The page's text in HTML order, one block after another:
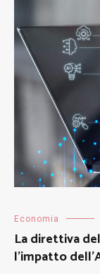
Economia
La direttiva
l’impatto